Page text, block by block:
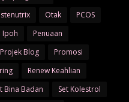
Otak
PCOS
Ipoh
Penuaan
Projek Blog
Promosi
Renew Keahlian
Bina Badan
Set Kolestrol